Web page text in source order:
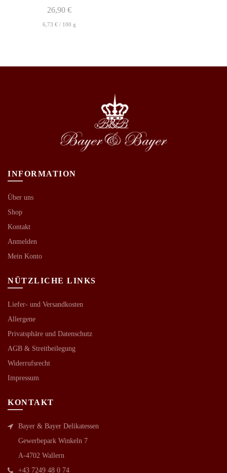
26,90 €
6,73 € / 100 g
INFORMATION
Über uns
Shop
Kontakt
Anmelden
Mein Konto
NÜTZLICHE LINKS
Liefer- und Versandkosten
Allergene
Privatsphäre und Datenschutz
AGB & Streitbeilegung
Widerrufsrecht
Impressum
KONTAKT
Bayer & Bayer Delikatessen
Gewerbepark Winkeln 7
A-4702 Wallern
+43 7249 48 0 74